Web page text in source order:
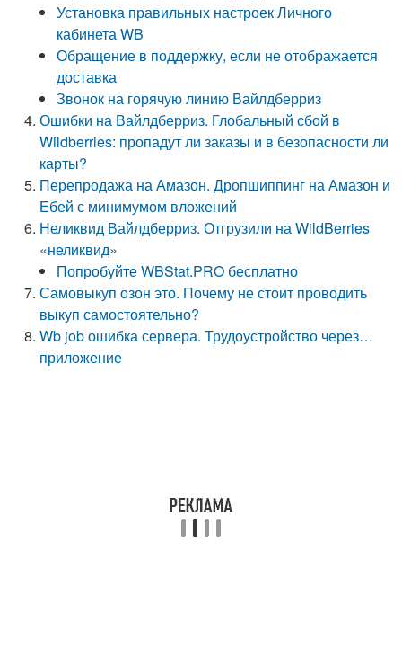
Установка правильных настроек Личного
кабинета WB
Обращение в поддержку, если не отображается
доставка
Звонок на горячую линию Вайлдберриз
Ошибки на Вайлдберриз. Глобальный сбой в
Wildberries: пропадут ли заказы и в безопасности ли
карты?
Перепродажа на Амазон. Дропшиппинг на Амазон и
Ебей с минимумом вложений
Неликвид Вайлдберриз. Отгрузили на WildBerries
«неликвид»
Попробуйте WBStat.PRO бесплатно
Самовыкуп озон это. Почему не стоит проводить
выкуп самостоятельно?
Wb job ошибка сервера. Трудоустройство через…
приложение